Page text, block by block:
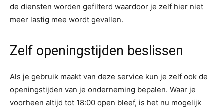
de diensten worden gefilterd waardoor je zelf hier niet
meer lastig mee wordt gevallen.
Zelf openingstijden beslissen
Als je gebruik maakt van deze service kun je zelf ook de
openingstijden van je onderneming bepalen. Waar je
voorheen altijd tot 18:00 open bleef, is het nu mogelijk